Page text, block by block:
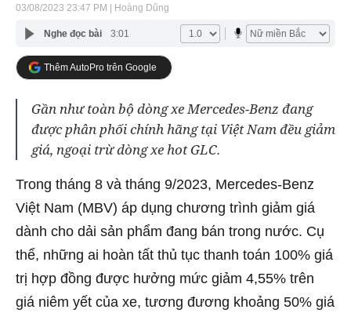
03/08/2023 23:47 PM | Hoàng Dũng
Nghe đọc bài 3:01
Thêm AutoPro trên Google
Gần như toàn bộ dòng xe Mercedes-Benz đang
được phân phối chính hãng tại Việt Nam đều giảm
giá, ngoại trừ dòng xe hot GLC.
Trong tháng 8 và tháng 9/2023, Mercedes-Benz
Việt Nam (MBV) áp dụng chương trình giảm giá
dành cho dải sản phẩm đang bán trong nước. Cụ
thể, những ai hoàn tất thủ tục thanh toán 100% giá
trị hợp đồng được hưởng mức giảm 4,55% trên
giá niêm yết của xe, tương đương khoảng 50% giá